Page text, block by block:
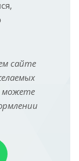
сайте
можете